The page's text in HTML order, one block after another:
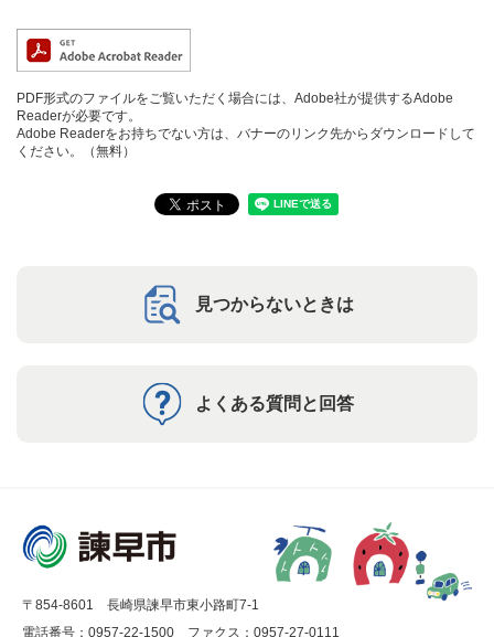
PDF形式のファイルをご覧いただく場合には、Adobe社が提供するAdobe
Readerが必要です。
Adobe Readerをお持ちでない方は、バナーのリンク先からダウンロードして
ください。（無料）
見つからないときは
よくある質問と回答
〒854-8601 長崎県諫早市東小路町7-1
電話番号：0957-22-1500
ファクス：0957-27-0111